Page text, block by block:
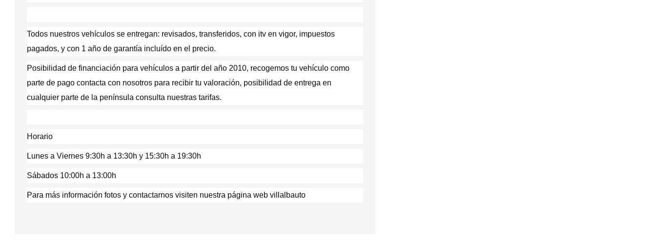
Todos nuestros vehículos se entregan: revisados, transferidos, con itv en vigor, impuestos
pagados, y con 1 año de garantía incluído en el precio.
Posibilidad de financiación para vehículos a partir del año 2010, recogemos tu vehículo como
parte de pago contacta con nosotros para recibir tu valoración, posibilidad de entrega en
cualquier parte de la península consulta nuestras tarifas.
Horario
Lunes a Viernes 9:30h a 13:30h y 15:30h a 19:30h
Sábados 10:00h a 13:00h
Para más información fotos y contactarnos visiten nuestra página web villalbauto